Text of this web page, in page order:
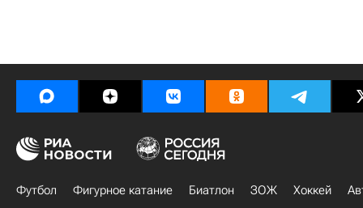
Футбол Фигурное катание Биатлон ЗОЖ Хоккей